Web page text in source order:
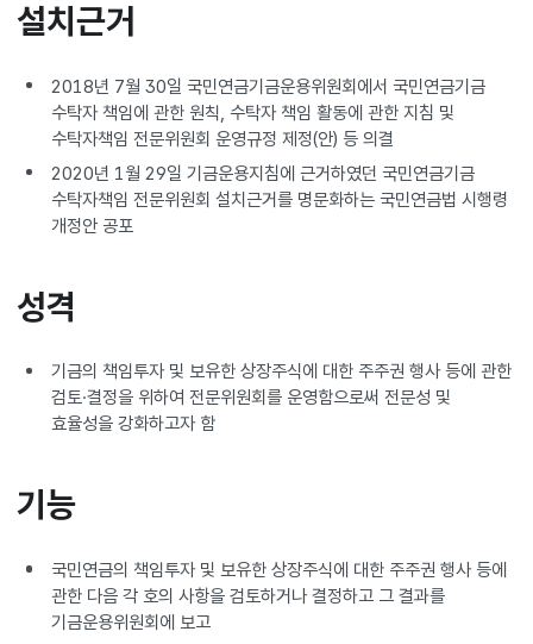
설치근거
2018년 7월 30일 국민연금기금운용위원회에서 국민연금기금
수탁자 책임에 관한 원칙, 수탁자 책임 활동에 관한 지침 및
수탁자책임 전문위원회 운영규정 제정(안) 등 의결
2020년 1월 29일 기금운용지침에 근거하였던 국민연금기금
수탁자책임 전문위원회 설치근거를 명문화하는 국민연금법 시행령
개정안 공포
성격
기금의 책임투자 및 보유한 상장주식에 대한 주주권 행사 등에 관한
검토·결정을 위하여 전문위원회를 운영함으로써 전문성 및
효율성을 강화하고자 함
기능
국민연금의 책임투자 및 보유한 상장주식에 대한 주주권 행사 등에
관한 다음 각 호의 사항을 검토하거나 결정하고 그 결과를
기금운용위원회에 보고